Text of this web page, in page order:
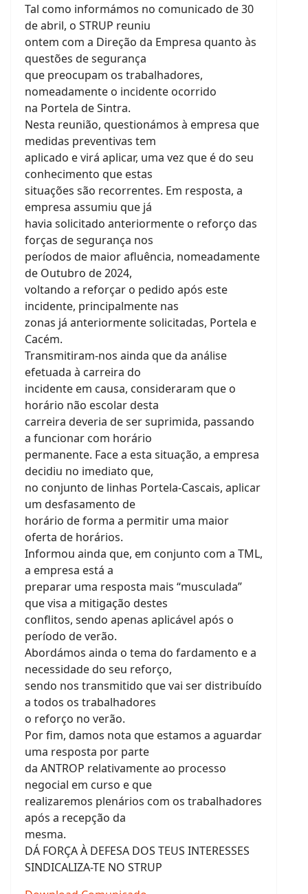
Tal como informámos no comunicado de 30
de abril, o STRUP reuniu
ontem com a Direção da Empresa quanto às
questões de segurança
que preocupam os trabalhadores,
nomeadamente o incidente ocorrido
na Portela de Sintra.
Nesta reunião, questionámos à empresa que
medidas preventivas tem
aplicado e virá aplicar, uma vez que é do seu
conhecimento que estas
situações são recorrentes. Em resposta, a
empresa assumiu que já
havia solicitado anteriormente o reforço das
forças de segurança nos
períodos de maior afluência, nomeadamente
de Outubro de 2024,
voltando a reforçar o pedido após este
incidente, principalmente nas
zonas já anteriormente solicitadas, Portela e
Cacém.
Transmitiram-nos ainda que da análise
efetuada à carreira do
incidente em causa, consideraram que o
horário não escolar desta
carreira deveria de ser suprimida, passando
a funcionar com horário
permanente. Face a esta situação, a empresa
decidiu no imediato que,
no conjunto de linhas Portela-Cascais, aplicar
um desfasamento de
horário de forma a permitir uma maior
oferta de horários.
Informou ainda que, em conjunto com a TML,
a empresa está a
preparar uma resposta mais “musculada”
que visa a mitigação destes
conflitos, sendo apenas aplicável após o
período de verão.
Abordámos ainda o tema do fardamento e a
necessidade do seu reforço,
sendo nos transmitido que vai ser distribuído
a todos os trabalhadores
o reforço no verão.
Por fim, damos nota que estamos a aguardar
uma resposta por parte
da ANTROP relativamente ao processo
negocial em curso e que
realizaremos plenários com os trabalhadores
após a recepção da
mesma.
DÁ FORÇA À DEFESA DOS TEUS INTERESSES
SINDICALIZA-TE NO STRUP